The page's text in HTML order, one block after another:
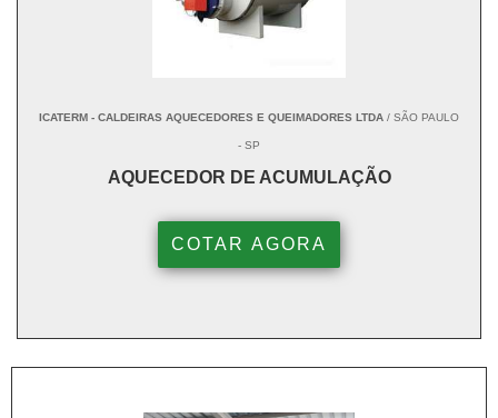
ICATERM - CALDEIRAS AQUECEDORES E QUEIMADORES LTDA / SÃO PAULO
- SP
AQUECEDOR DE ACUMULAÇÃO
COTAR AGORA